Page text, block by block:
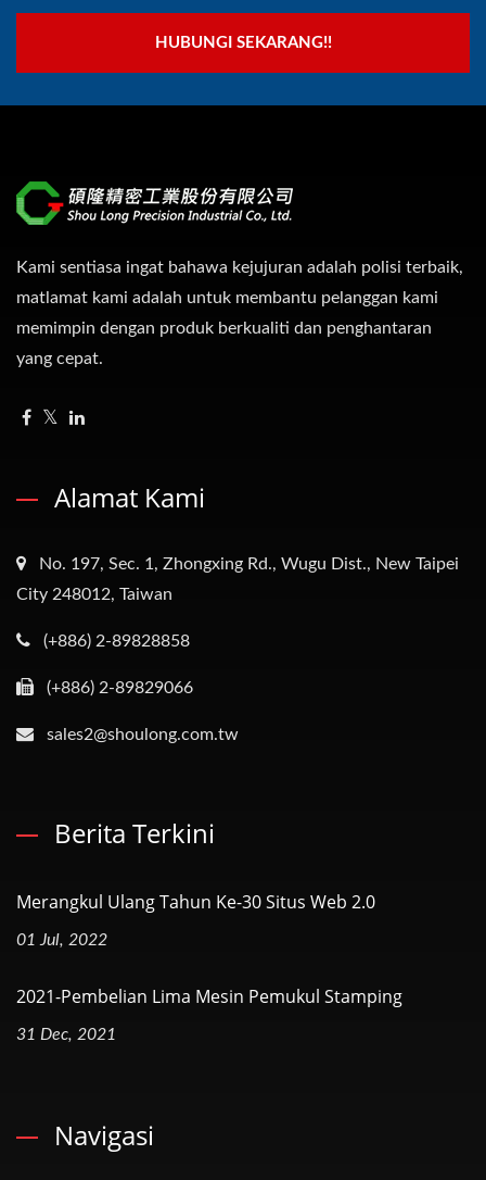
HUBUNGI SEKARANG!!
Kami sentiasa ingat bahawa kejujuran adalah polisi terbaik,
matlamat kami adalah untuk membantu pelanggan kami
memimpin dengan produk berkualiti dan penghantaran
yang cepat.
Alamat Kami
No. 197, Sec. 1, Zhongxing Rd., Wugu Dist., New Taipei
City 248012, Taiwan
(+886) 2-89828858
(+886) 2-89829066
sales2@shoulong.com.tw
Berita Terkini
Merangkul Ulang Tahun Ke-30 Situs Web 2.0
01 Jul, 2022
2021-Pembelian Lima Mesin Pemukul Stamping
31 Dec, 2021
Navigasi